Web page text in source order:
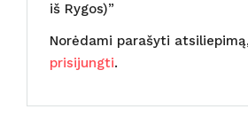
iš Rygos)”
Norėdami parašyti
prisijungti.